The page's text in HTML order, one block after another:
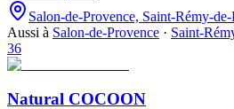
Salon-de-Provence, Saint-Rémy-
Aussi à Salon-de-Provence · Saint-
36
Natural COCOON